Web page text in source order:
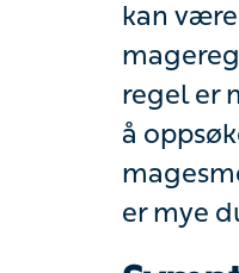
et
kan være
men
vite at de
eller